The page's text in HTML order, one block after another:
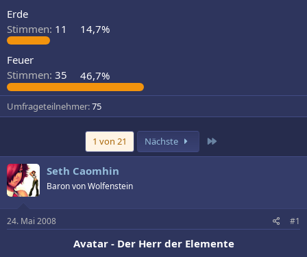
Erde
Stimmen: 11 14,7%
Feuer
Stimmen: 35 46,7%
Umfrageteilnehmer 75
1 von 21 Nächste
Seth Caomhin
Baron von Wolfenstein
24. Mai 2008 #1
Avatar - Der Herr der Elemente